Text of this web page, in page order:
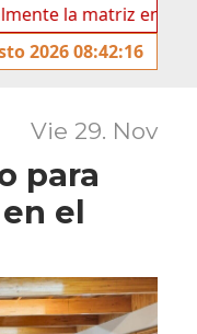
matriz energética de
2026 08:42:16
Vie 29. Nov
para
el